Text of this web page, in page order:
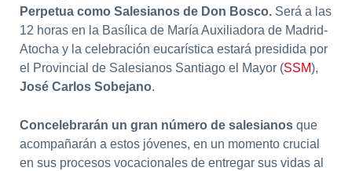
Perpetua como Salesianos de Don Bosco.Será a las
12 horas en la Basílica de María Auxiliadora de Madrid-
Atocha y la celebración eucarística estará presidida por
el Provincial de Salesianos Santiago el Mayor (SSM),
José Carlos Sobejano.
Concelebrarán un gran número de salesianosque
acompañarán a estos jóvenes, en un momento crucial
en sus procesos vocacionales de entregar sus vidas al